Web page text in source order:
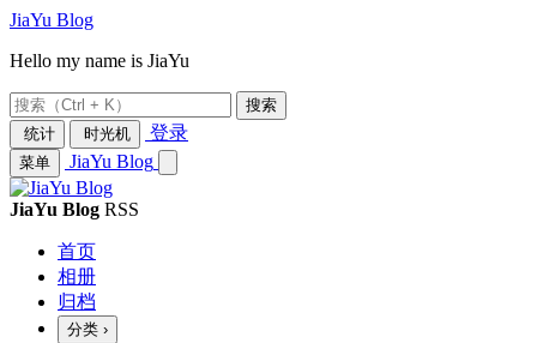
JiaYu Blog
Hello my name is JiaYu
搜索
统计
时光机 登录
菜单 JiaYu Blog
JiaYu Blog RSS
首页
相册
归档
分类 ›